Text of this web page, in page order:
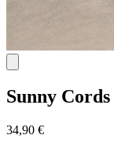
Sunny Cords
34,90 €